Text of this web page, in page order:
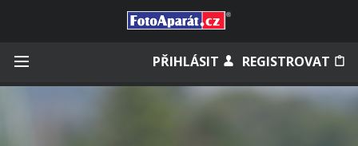
PŘIHLÁSIT REGISTROVAT